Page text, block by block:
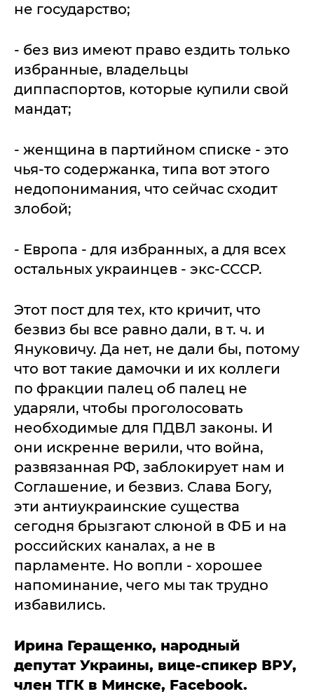
не государство;
- без виз имеют право ездить только
избранные, владельцы
диппаспортов, которые купили свой
мандат;
- женщина в партийном списке - это
чья-то содержанка, типа вот этого
недопонимания, что сейчас сходит
злобой;
- Европа - для избранных, а для всех
остальных украинцев - экс-СССР.
Этот пост для тех, кто кричит, что
безвиз бы все равно дали, в т. ч. и
Януковичу. Да нет, не дали бы, потому
что вот такие дамочки и их коллеги
по фракции палец об палец не
ударяли, чтобы проголосовать
необходимые для ПДВЛ законы. И
они искренне верили, что война,
развязанная РФ, заблокирует нам и
Соглашение, и безвиз. Слава Богу,
эти антиукраинские существа
сегодня брызгают слюной в ФБ и на
российских каналах, а не в
парламенте. Но вопли - хорошее
напоминание, чего мы так трудно
избавились.
Ирина Геращенко, народный
депутат Украины, вице-спикер ВРУ,
член ТГК в Минске, Facebook.